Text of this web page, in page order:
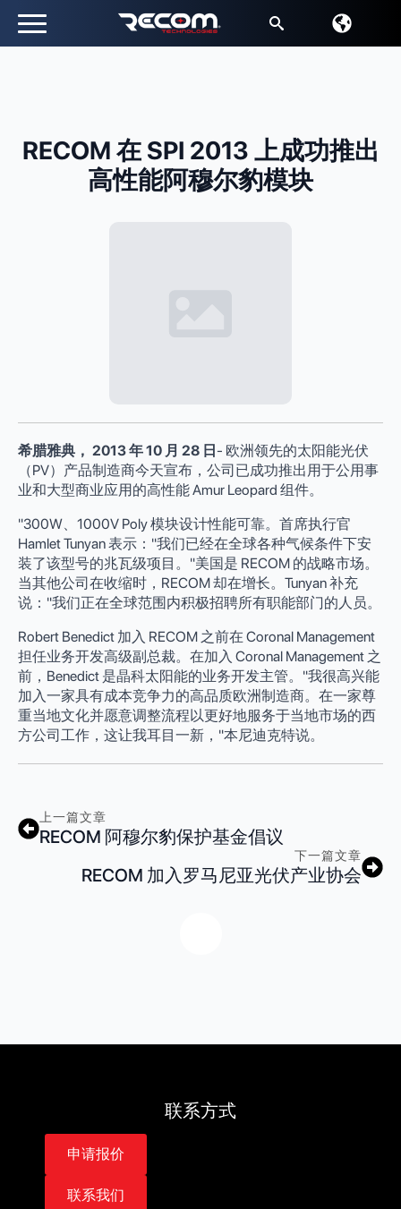
RECOM 在 SPI 2013 上成功推出
高性能阿穆尔豹模块
希腊雅典， 2013 年10 月 28 日- 欧洲领先的太阳能光伏
（PV）产品制造商今天宣布，公司已成功推出用于公用事
业和大型商业应用的高性能 Amur Leopard 组件。
"300W、1000V Poly 模块设计性能可靠。首席执行官
Hamlet Tunyan 表示："我们已经在全球各种气候条件下安
装了该型号的兆瓦级项目。"美国是 RECOM 的战略市场。
当其他公司在收缩时，RECOM 却在增长。Tunyan 补充
说："我们正在全球范围内积极招聘所有职能部门的人员。
Robert Benedict 加入 RECOM 之前在 Coronal Management
担任业务开发高级副总裁。在加入 Coronal Management 之
前，Benedict 是晶科太阳能的业务开发主管。"我很高兴能
加入一家具有成本竞争力的高品质欧洲制造商。在一家尊
重当地文化并愿意调整流程以更好地服务于当地市场的西
方公司工作，这让我耳目一新，"本尼迪克特说。
上一篇文章
RECOM 阿穆尔豹保护基金倡议
下一篇文章
RECOM 加入罗马尼亚光伏产业协会
联系方式
申请报价
联系我们